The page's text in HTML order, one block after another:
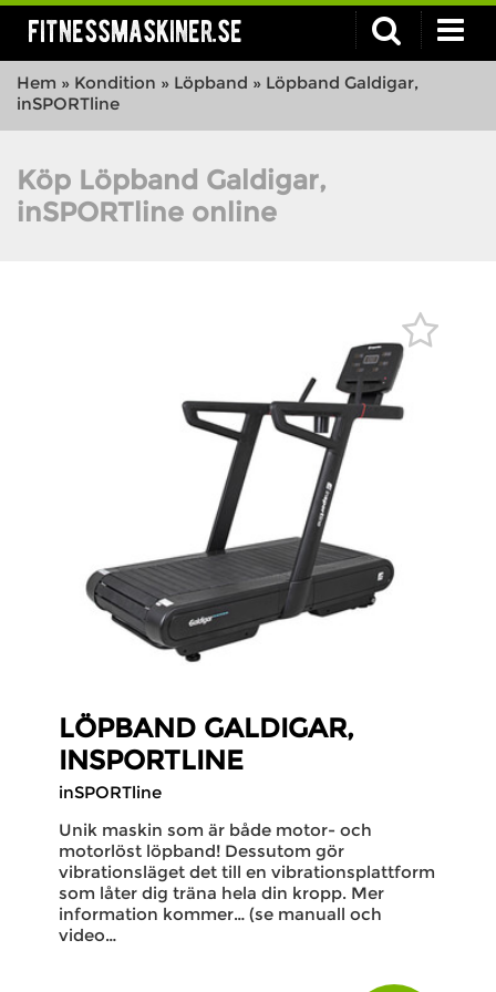
fitnessmaskiner.se
Hem » Kondition » Löpband » Löpband Galdigar,
inSPORTline
Köp Löpband Galdigar,
inSPORTline online
LÖPBAND GALDIGAR,
INSPORTLINE
inSPORTline
Unik maskin som är både motor- och
motorlöst löpband! Dessutom gör
vibrationsläget det till en vibrationsplattform
som låter dig träna hela din kropp. Mer
information kommer… (se manuall och
video…